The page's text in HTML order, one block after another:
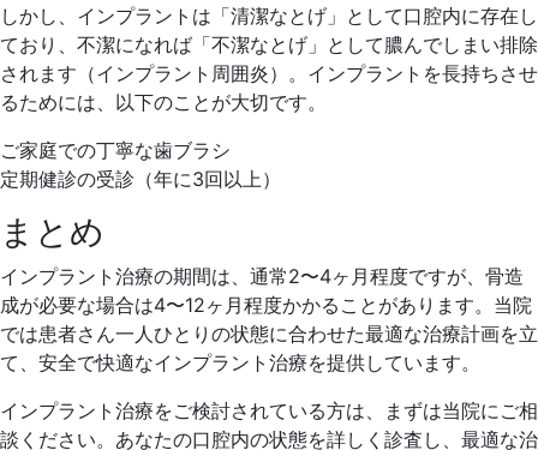
しかし、インプラントは「清潔なとげ」として口腔内に存在し
ており、不潔になれば「不潔なとげ」として膿んでしまい排除
されます（インプラント周囲炎）。インプラントを長持ちさせ
るためには、以下のことが大切です。
ご家庭での丁寧な歯ブラシ
定期健診の受診（年に3回以上）
まとめ
インプラント治療の期間は、通常2〜4ヶ月程度ですが、骨造
成が必要な場合は4〜12ヶ月程度かかることがあります。当院
では患者さん一人ひとりの状態に合わせた最適な治療計画を立
て、安全で快適なインプラント治療を提供しています。
インプラント治療をご検討されている方は、まずは当院にご相
談ください。あなたの口腔内の状態を詳しく診査し、最適な治